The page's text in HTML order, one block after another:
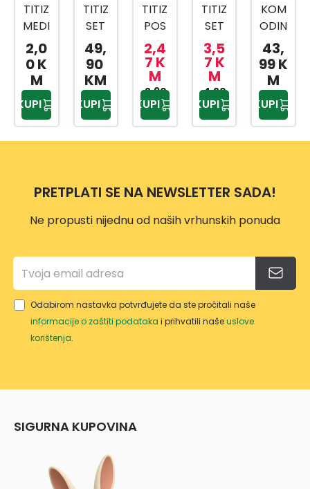
TITIZ
MEDI
CINS
KI
BOX
AP-
9159
2,0
0 K
M
KUPI
TITIZ
SET
ZA
KUPA
TILO
PRIW
EX
TP-
557
49,
90
KM
KUPI
TITIZ
POS
UDA
ZA
BEBI
HRA
NU
500
ML
2,4
7 K
M
2,90
KM
KUPI
TITIZ
SET
ZA
SLAD
OLED
AP-
9425
3,5
7 K
M
4,20
KM
KUPI
KOM
ODIN
4/1
43,
99 K
M
KUPI
PRETPLATI SE NA NEWSLETTER SADA!
Ne propusti nijednu od naših vrhunskih ponuda
Odabirom nastavka potvrđujete da ste pročitali naše
informacije o zaštiti podataka i prihvatili našeuslove
korištenja.
SIGURNA KUPOVINA